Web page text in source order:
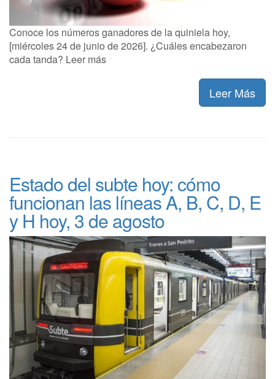
Conoce los números ganadores de la quiniela hoy,
[miércoles 24 de junio de 2026]. ¿Cuáles encabezaron
cada tanda? Leer más
Leer Más
Estado del subte hoy: cómo
funcionan las líneas A, B, C, D, E
y H hoy, 3 de agosto